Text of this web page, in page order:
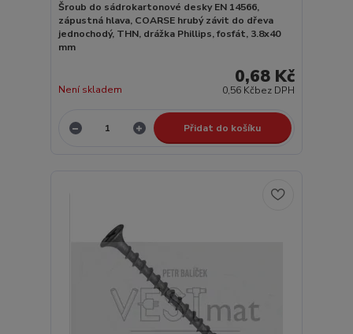
Šroub do sádrokartonové desky EN 14566,
zápustná hlava, COARSE hrubý závit do dřeva
jednochodý, THN, drážka Phillips, fosfát, 3.8x40
mm
0,68 Kč
0,56 Kčbez DPH
Není skladem
Přidat do košíku